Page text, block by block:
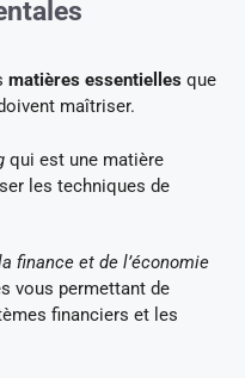
matières essentielles que
maîtriser.
qui est une matière
les techniques de
finance et de l’économie
vous permettant de
financiers et les